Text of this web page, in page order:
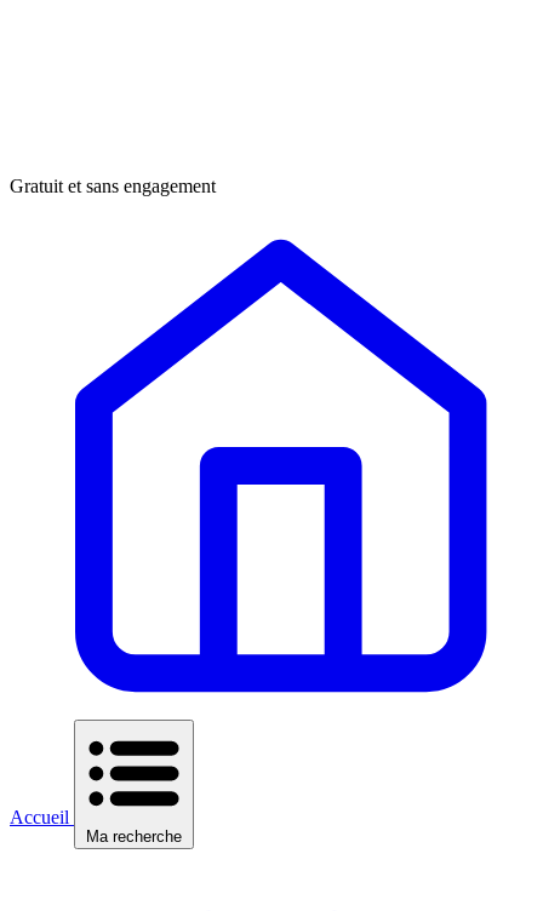
Gratuit et sans engagement
Accueil
Ma recherche